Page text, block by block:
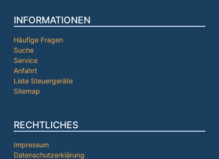
INFORMATIONEN
Häufige Fragen
Suche
Service
Anfahrt
Liste Steuergeräte
Sitemap
RECHTLICHES
Impressum
Datenschutzerklärung